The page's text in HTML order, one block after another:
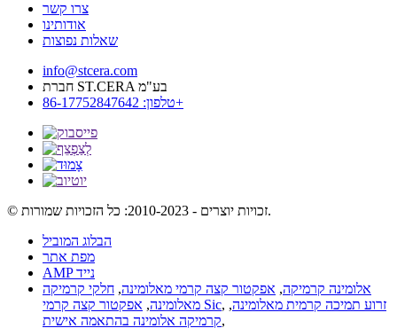
צרו קשר
אודותינו
שאלות נפוצות
info@stcera.com
חברת ST.CERA בע"מ
טלפון: 86-17752847642+
© זכויות יוצרים - 2010-2023: כל הזכויות שמורות.
הבלוג המוביל
מפת אתר
AMP נייד
אלומינה קרמיקה, אפקטור קצה קרמי מאלומינה, חלקי קרמיקה
מאלומינה, אפקטור קצה קרמי Sic, זרוע תמיכה קרמית מאלומינה,
קרמיקה אלומינה בהתאמה אישית,